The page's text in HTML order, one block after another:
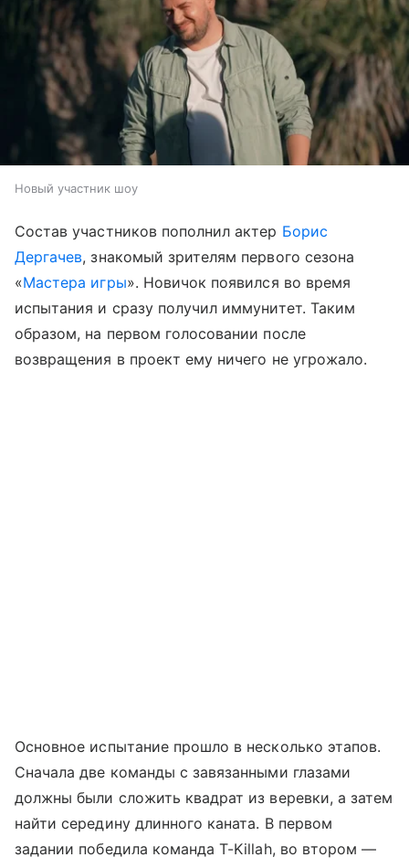
Новый участник шоу
Состав участников пополнил актер Борис
Дергачев, знакомый зрителям первого сезона
«Мастера игры». Новичок появился во время
испытания и сразу получил иммунитет. Таким
образом, на первом голосовании после
возвращения в проект ему ничего не угрожало.
Основное испытание прошло в несколько этапов.
Сначала две команды с завязанными глазами
должны были сложить квадрат из веревки, а затем
найти середину длинного каната. В первом
задании победила команда T-Killah, во втором —